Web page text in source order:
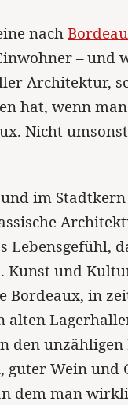
nach
– und
Architektur,
hat, wenn
Nicht
im
Lebensgefühl,
Kunst und
in
alten
den
guter Wein und
dem man